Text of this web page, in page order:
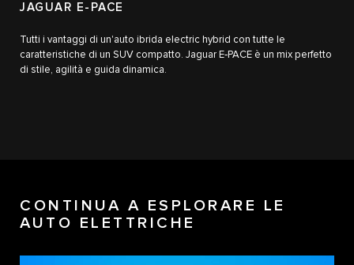
JAGUAR E-PACE
Tutti i vantaggi di un'auto ibrida electric hybrid con tutte le
caratteristiche di un SUV compatto. Jaguar E‑PACE è un mix perfetto
di stile, agilità e guida dinamica.
CONTINUA A ESPLORARE LE
AUTO ELETTRICHE